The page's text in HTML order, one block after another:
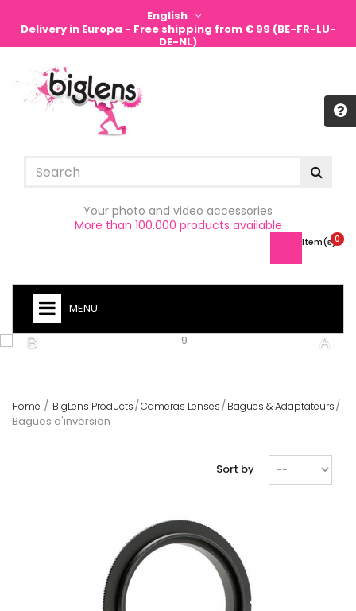
English
Delivery in Europa - Free shipping from € 99 (BE-FR-LU-
DE-NL)
Your photo and video accessories
More than 100.000 products available
0
Item(s) -
MENU
Home BigLens Products Cameras Lenses Bagues & Adaptateurs
Bagues d'inversion
Sort by